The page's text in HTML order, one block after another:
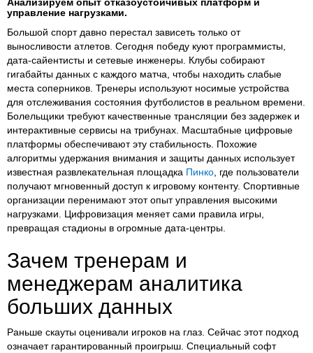
управление нагрузками.
Большой спорт давно перестал зависеть только от
выносливости атлетов. Сегодня победу куют программисты,
дата-сайентисты и сетевые инженеры. Клубы собирают
гигабайты данных с каждого матча, чтобы находить слабые
места соперников. Тренеры используют носимые устройства
для отслеживания состояния футболистов в реальном времени.
Болельщики требуют качественные трансляции без задержек и
интерактивные сервисы на трибунах. Масштабные цифровые
платформы обеспечивают эту стабильность. Похожие
алгоритмы удержания внимания и защиты данных использует
известная развлекательная площадка Пинко , где пользователи
получают мгновенный доступ к игровому контенту. Спортивные
организации перенимают этот опыт управления высокими
нагрузками. Цифровизация меняет сами правила игры,
превращая стадионы в огромные дата-центры.
Зачем тренерам и
менеджерам аналитика
больших данных
Раньше скауты оценивали игроков на глаз. Сейчас этот подход
означает гарантированный проигрыш. Специальный софт